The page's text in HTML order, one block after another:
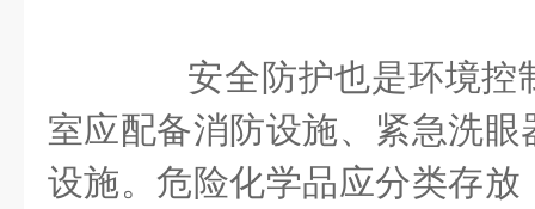
安全防护也是环境控
室应配备消防设施、紧急洗
设施。危险化学品应分类存